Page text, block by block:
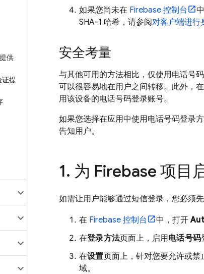
供
证提
如果您尚未在 Firebase 控制台
SHA-1 哈希，请参阅对客户端进行
安全考量
与其他可用的方法相比，仅使用电话号
可以很容易地在用户之间转移。此外，
用该设备的电话号码登录账号。
如果您选择在应用中使用电话号码登录
告知用户。
为 Firebase 项目
如需让用户能够通过短信登录，您必须
在 Firebase 控制台 中，打开
在登录方法页面上，启用电话号码
在设置页面上，针对您要允许或
域。